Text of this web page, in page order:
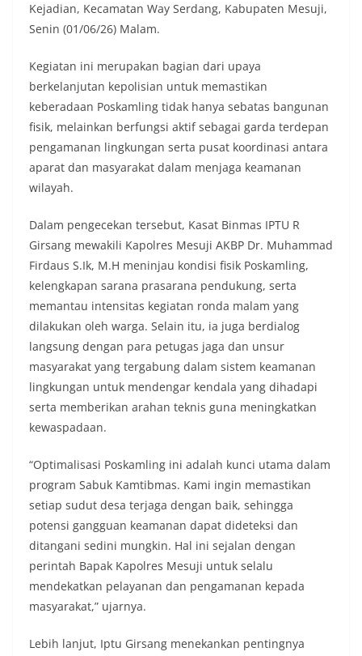
Kejadian, Kecamatan Way Serdang, Kabupaten Mesuji,
Senin (01/06/26) Malam.
Kegiatan ini merupakan bagian dari upaya
berkelanjutan kepolisian untuk memastikan
keberadaan Poskamling tidak hanya sebatas bangunan
fisik, melainkan berfungsi aktif sebagai garda terdepan
pengamanan lingkungan serta pusat koordinasi antara
aparat dan masyarakat dalam menjaga keamanan
wilayah.
Dalam pengecekan tersebut, Kasat Binmas IPTU R
Girsang mewakili Kapolres Mesuji AKBP Dr. Muhammad
Firdaus S.Ik, M.H meninjau kondisi fisik Poskamling,
kelengkapan sarana prasarana pendukung, serta
memantau intensitas kegiatan ronda malam yang
dilakukan oleh warga. Selain itu, ia juga berdialog
langsung dengan para petugas jaga dan unsur
masyarakat yang tergabung dalam sistem keamanan
lingkungan untuk mendengar kendala yang dihadapi
serta memberikan arahan teknis guna meningkatkan
kewaspadaan.
“Optimalisasi Poskamling ini adalah kunci utama dalam
program Sabuk Kamtibmas. Kami ingin memastikan
setiap sudut desa terjaga dengan baik, sehingga
potensi gangguan keamanan dapat dideteksi dan
ditangani sedini mungkin. Hal ini sejalan dengan
perintah Bapak Kapolres Mesuji untuk selalu
mendekatkan pelayanan dan pengamanan kepada
masyarakat,” ujarnya.
Lebih lanjut, Iptu Girsang menekankan pentingnya